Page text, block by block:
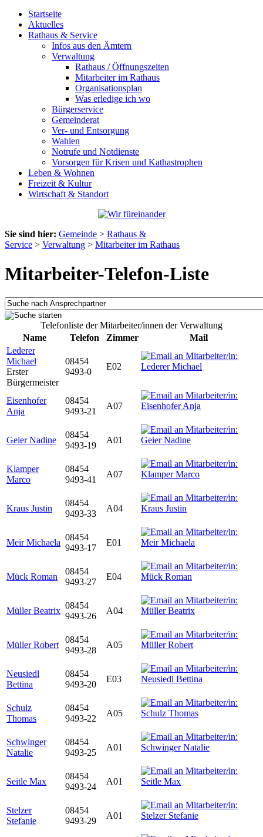
Startseite
Aktuelles
Rathaus & Service
Infos aus den Ämtern
Verwaltung
Rathaus / Öffnungszeiten
Mitarbeiter im Rathaus
Organisationsplan
Was erledige ich wo
Bürgerservice
Gemeinderat
Ver- und Entsorgung
Wahlen
Notrufe und Notdienste
Vorsorgen für Krisen und Kathastrophen
Leben & Wohnen
Freizeit & Kultur
Wirtschaft & Standort
Sie sind hier: Gemeinde > Rathaus &
Service > Verwaltung > Mitarbeiter im Rathaus
Mitarbeiter-Telefon-Liste
Telefonliste der Mitarbeiter/innen der Verwaltung
Name
Telefon Zimmer
Mail
Lederer
Michael
Erster
Bürgermeister
08454
9493-0
E02
Eisenhofer
Anja
08454
9493-21
A07
Geier Nadine
08454
9493-19
A01
Klamper
Marco
08454
9493-41
A07
Kraus Justin
08454
9493-33
A04
Meir Michaela
08454
9493-17
E01
Mück Roman
08454
9493-27
E04
Müller Beatrix
08454
9493-26
A04
Müller Robert
08454
9493-28
A05
Neusiedl
Bettina
08454
9493-20
E03
Schulz
Thomas
08454
9493-22
A05
Schwinger
Natalie
08454
9493-25
A01
Seitle Max
08454
9493-24
A01
Stelzer
Stefanie
08454
9493-29
A01